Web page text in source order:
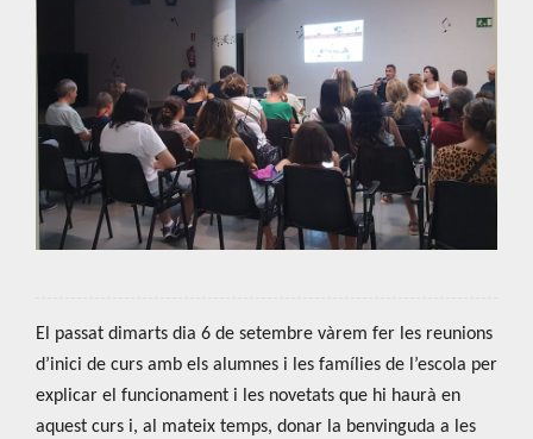
El passat dimarts dia 6 de setembre vàrem fer les reunions
d’inici de curs amb els alumnes i les famílies de l’escola per
explicar el funcionament i les novetats que hi haurà en
aquest curs i, al mateix temps, donar la benvinguda a les